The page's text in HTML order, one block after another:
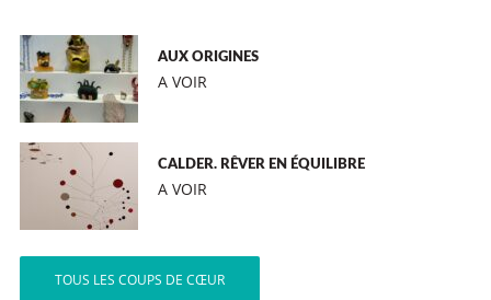
AUX ORIGINES
A VOIR
CALDER. RÊVER EN ÉQUILIBRE
A VOIR
TOUS LES COUPS DE CŒUR